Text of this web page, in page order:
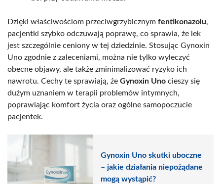
Dzięki właściwościom przeciwgrzybicznym fentikonazolu,
pacjentki szybko odczuwają poprawę, co sprawia, że lek
jest szczególnie ceniony w tej dziedzinie. Stosując Gynoxin
Uno zgodnie z zaleceniami, można nie tylko wyleczyć
obecne objawy, ale także zminimalizować ryzyko ich
nawrotu. Cechy te sprawiają, że Gynoxin Uno cieszy się
dużym uznaniem w terapii problemów intymnych,
poprawiając komfort życia oraz ogólne samopoczucie
pacjentek.
Gynoxin Uno skutki uboczne
– jakie działania niepożądane
mogą wystąpić?